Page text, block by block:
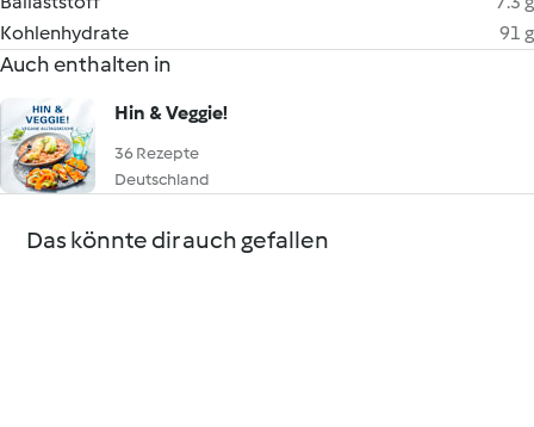
Kohlenhydrate
91 g
Auch enthalten in
Hin & Veggie!
36 Rezepte
Deutschland
Das könnte dir auch gefallen